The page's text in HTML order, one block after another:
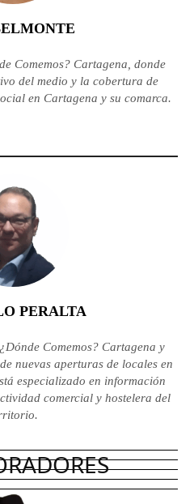
Comemos? Cartagena, donde
del medio y la cobertura de
en Cartagena y su comarca.
PERALTA
Comemos? Cartagena y
nuevas aperturas de locales en
especializado en información
comercial y hostelera del